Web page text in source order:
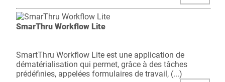
SmarThru Workflow Lite
SmartThru Workflow Lite est une application de
dématérialisation qui permet, grâce à des tâches
prédéfinies, appelées formulaires de travail, (...)